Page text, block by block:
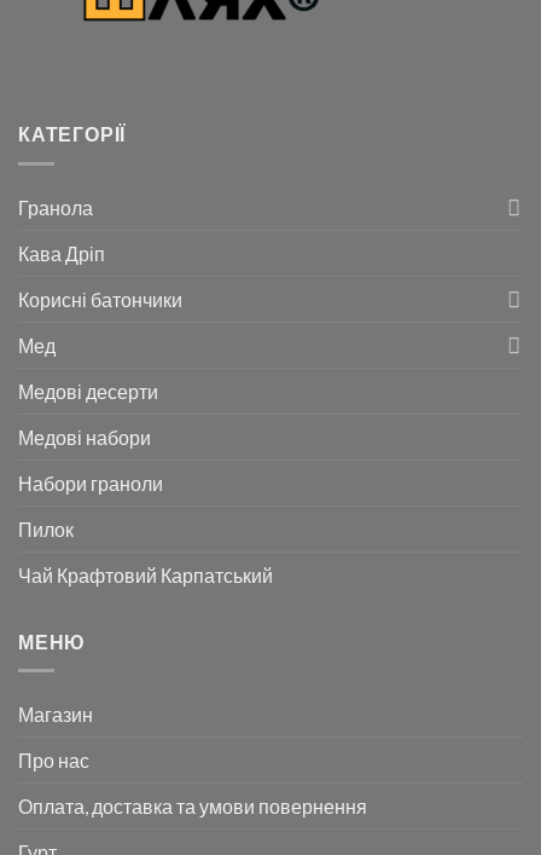
КАТЕГОРІЇ
Гранола
Кава Дріп
Корисні батончики
Мед
Медові десерти
Медові набори
Набори граноли
Пилок
Чай Крафтовий Карпатський
МЕНЮ
Магазин
Про нас
Оплата, доставка та умови повернення